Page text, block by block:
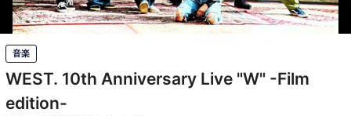
音楽
WEST. 10th Anniversary Live "W" -Film
edition-